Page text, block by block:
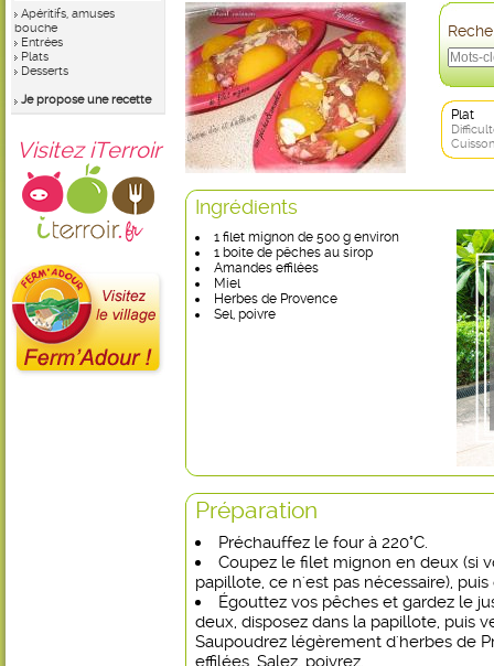
Apéritifs, amuses
bouche
Entrées
Plats
Desserts
Je propose une recette
Visitez iTerroir
Plat
Ingrédients
1 filet mignon de 500 g environ
1 boite de pêches au sirop
Amandes effilées
Miel
Herbes de Provence
Sel, poivre
Préparation
Préchauffez le four à 220°C.
Coupez le filet mignon en deux (si
papillote, ce n'est pas nécessaire),
Égouttez vos pêches et gardez le
deux, disposez dans la papillote, puis
Saupoudrez légèrement d'herbes de
effilées. Salez, poivrez.